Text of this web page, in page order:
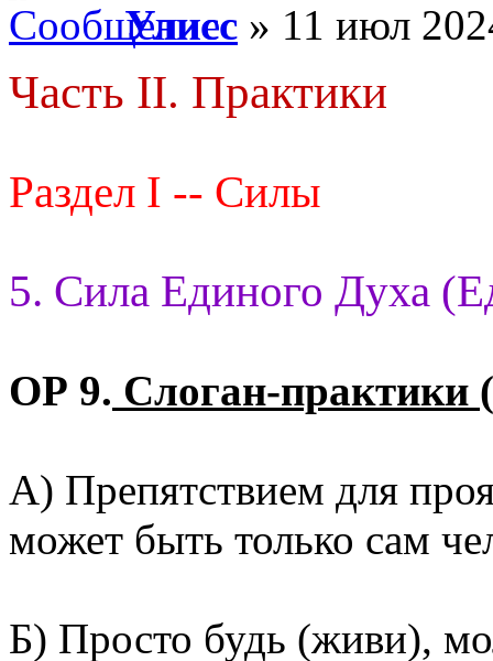
Улисс » 11 июл
Часть II. Практики
Раздел I -- Силы
5. Сила Единого Духа
ОР 9. Слоган-практики
А) Препятствием для
может быть только сам
Б) Просто будь (живи),